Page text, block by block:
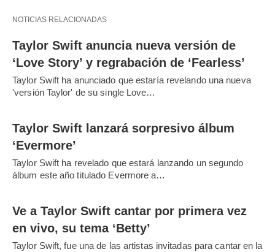
NOTICIAS RELACIONADAS
Taylor Swift anuncia nueva versión de
‘Love Story’ y regrabación de ‘Fearless’
Taylor Swift ha anunciado que estaría revelando una nueva
'versión Taylor' de su single Love…
Taylor Swift lanzará sorpresivo álbum
‘Evermore’
Taylor Swift ha revelado que estará lanzando un segundo
álbum este año titulado Evermore a…
Ve a Taylor Swift cantar por primera vez
en vivo, su tema ‘Betty’
Taylor Swift, fue una de las artistas invitadas para cantar en la